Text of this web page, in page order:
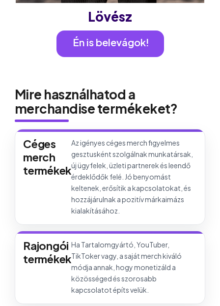
Lövész
Én is belevágok!
Mire használhatod a
merchandise termékeket?
Céges
merch
termékek
Az igényes céges merch figyelmes
gesztusként szolgálnak munkatársak,
új ügyfelek, üzleti partnerek és leendő
érdeklődők felé. Jó benyomást
keltenek, erősítik a kapcsolatokat, és
hozzájárulnak a pozitív márkaimázs
kialakításához.
Rajongói
termékek
Ha Tartalomgyártó, YouTuber,
TikToker vagy, a saját merch kiváló
módja annak, hogy monetizáld a
közösséged és szorosabb
kapcsolatot építs velük.